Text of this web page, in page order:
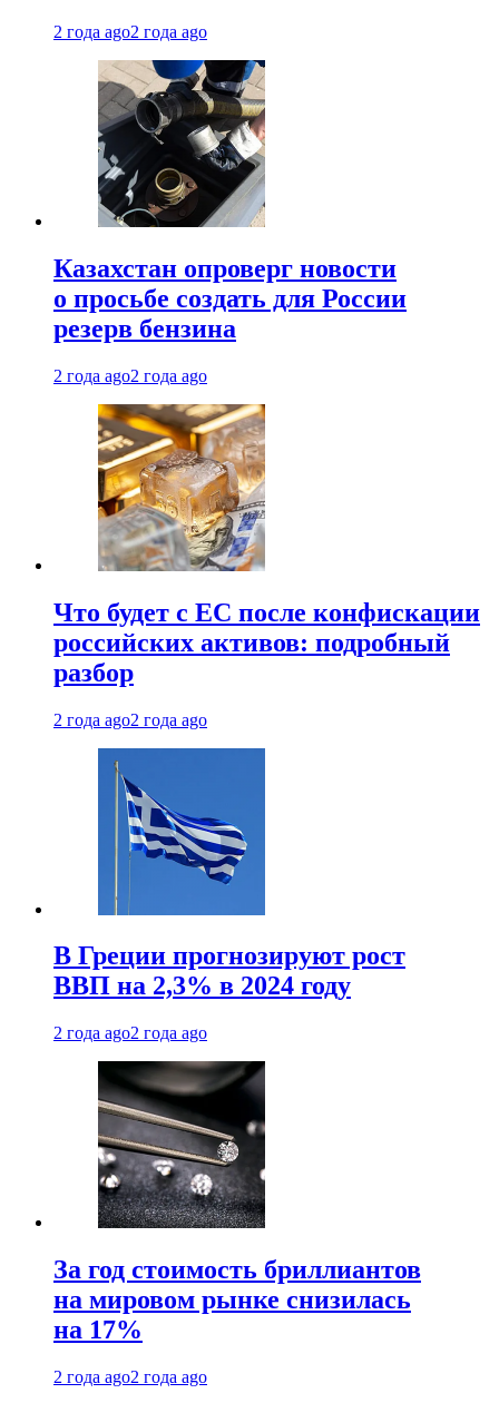
2 года ago2 года ago
Казахстан опроверг новости
о просьбе создать для России
резерв бензина
2 года ago2 года ago
Что будет с ЕС после конфискации
российских активов: подробный
разбор
2 года ago2 года ago
В Греции прогнозируют рост
ВВП на 2,3% в 2024 году
2 года ago2 года ago
За год стоимость бриллиантов
на мировом рынке снизилась
на 17%
2 года ago2 года ago